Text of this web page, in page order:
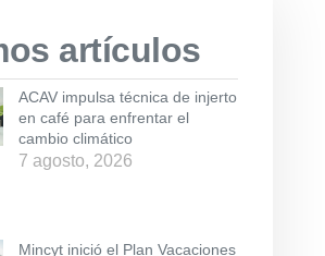
artículos
ACAV impulsa técnica de injerto
en café para enfrentar el
cambio climático
7 agosto, 2026
Mincyt inició el Plan Vacaciones